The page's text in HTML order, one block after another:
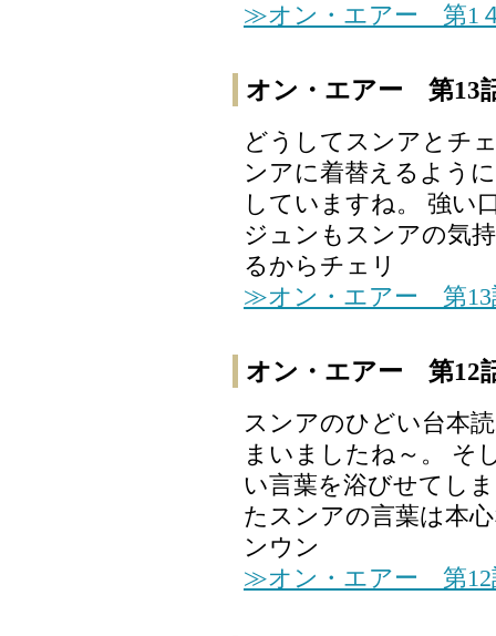
≫オン・エアー 第1
オン・エアー 第13
どうしてスンアとチ
ンアに着替えるよう
していますね。 強い
ジュンもスンアの気
るからチェリ
≫オン・エアー 第13
オン・エアー 第12
スンアのひどい台本
まいましたね～。 そ
い言葉を浴びせてし
たスンアの言葉は本
ンウン
≫オン・エアー 第12